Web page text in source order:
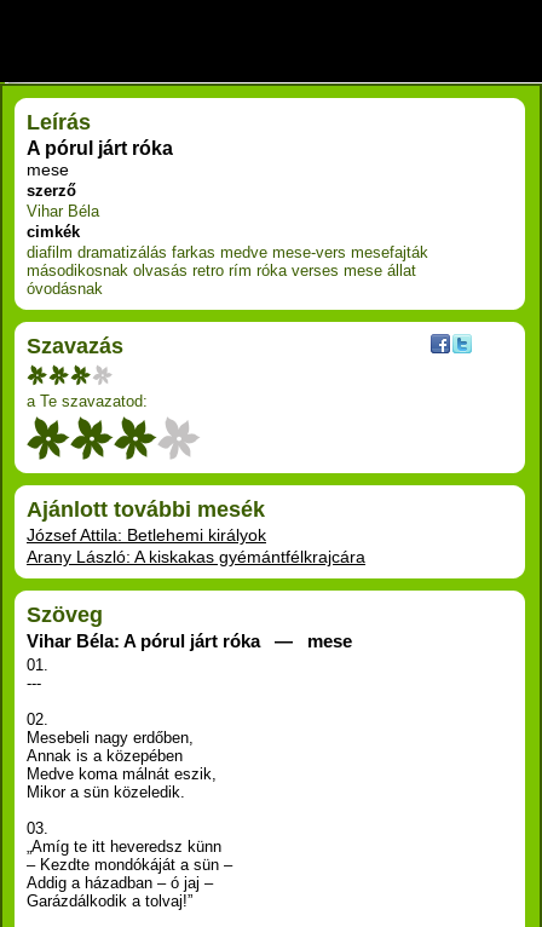
RÉSZLETEK
Leírás
A pórul járt róka
mese
szerző
Vihar Béla
cimkék
diafilm dramatizálás farkas medve mese-vers mesefajták
másodikosnak olvasás retro rím róka verses mese állat
óvodásnak
Szavazás
a Te szavazatod:
Ajánlott további mesék
József Attila: Betlehemi királyok
Arany László: A kiskakas gyémántfélkrajcára
Szöveg
Vihar Béla: A pórul járt róka — mese
01.
---
02.
Mesebeli nagy erdőben,
Annak is a közepében
Medve koma málnát eszik,
Mikor a sün közeledik.
03.
„Amíg te itt heveredsz künn
– Kezdte mondókáját a sün –
Addig a házadban – ó jaj –
Garázdálkodik a tolvaj!”